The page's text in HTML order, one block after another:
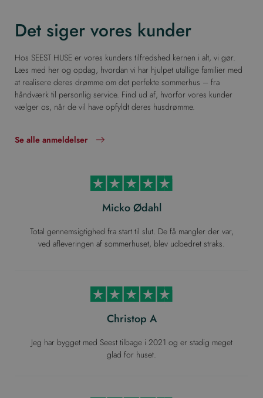
Det siger vores kunder
Hos SEEST HUSE er vores kunders tilfredshed kernen i alt, vi gør.
Læs med her og opdag, hvordan vi har hjulpet utallige familier med
at realisere deres drømme om det perfekte sommerhus – fra
håndværk til personlig service. Find ud af, hvorfor vores kunder
vælger os, når de vil have opfyldt deres husdrømme.
Se alle anmeldelser
Micko Ødahl
Total gennemsigtighed fra start til slut. De få mangler der var,
ved afleveringen af sommerhuset, blev udbedret straks.
Christop A
Jeg har bygget med Seest tilbage i 2021 og er stadig meget
glad for huset.